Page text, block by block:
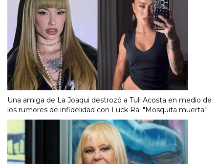
Una amiga de La Joaqui destrozó a Tuli Acosta en medio de
los rumores de infidelidad con Luck Ra: "Mosquita muerta"